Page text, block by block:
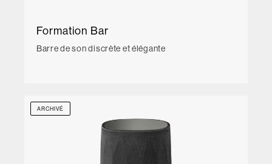
Formation Bar
Barre de son discrète et élégante
ARCHIVÉ